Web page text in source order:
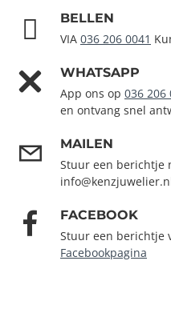
BELLEN
VIA 036 206 0041
WHATSAPP
App ons op 036 206
en ontvang snel
MAILEN
Stuur een berichtje
FACEBOOK
Stuur een berichtje
Facebookpagina